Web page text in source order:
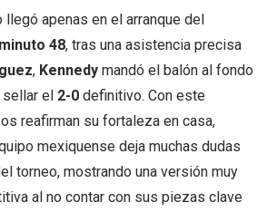
apenas en el arranque del
minuto 48, tras una asistencia precisa
, Kennedy mandó el balón al fondo
sellar el 2-0 definitivo. Con este
reafirman su fortaleza en casa,
mexiquense deja muchas dudas
torneo, mostrando una versión muy
al no contar con sus piezas clave